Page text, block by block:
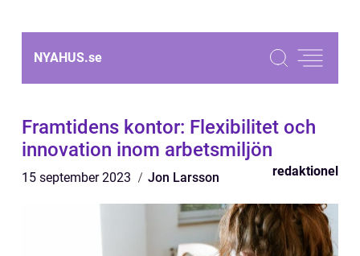
NYAHUS.se
Framtidens kontor: Flexibilitet och
innovation inom arbetsmiljön
15 september 2023 Jon Larsson redaktionel